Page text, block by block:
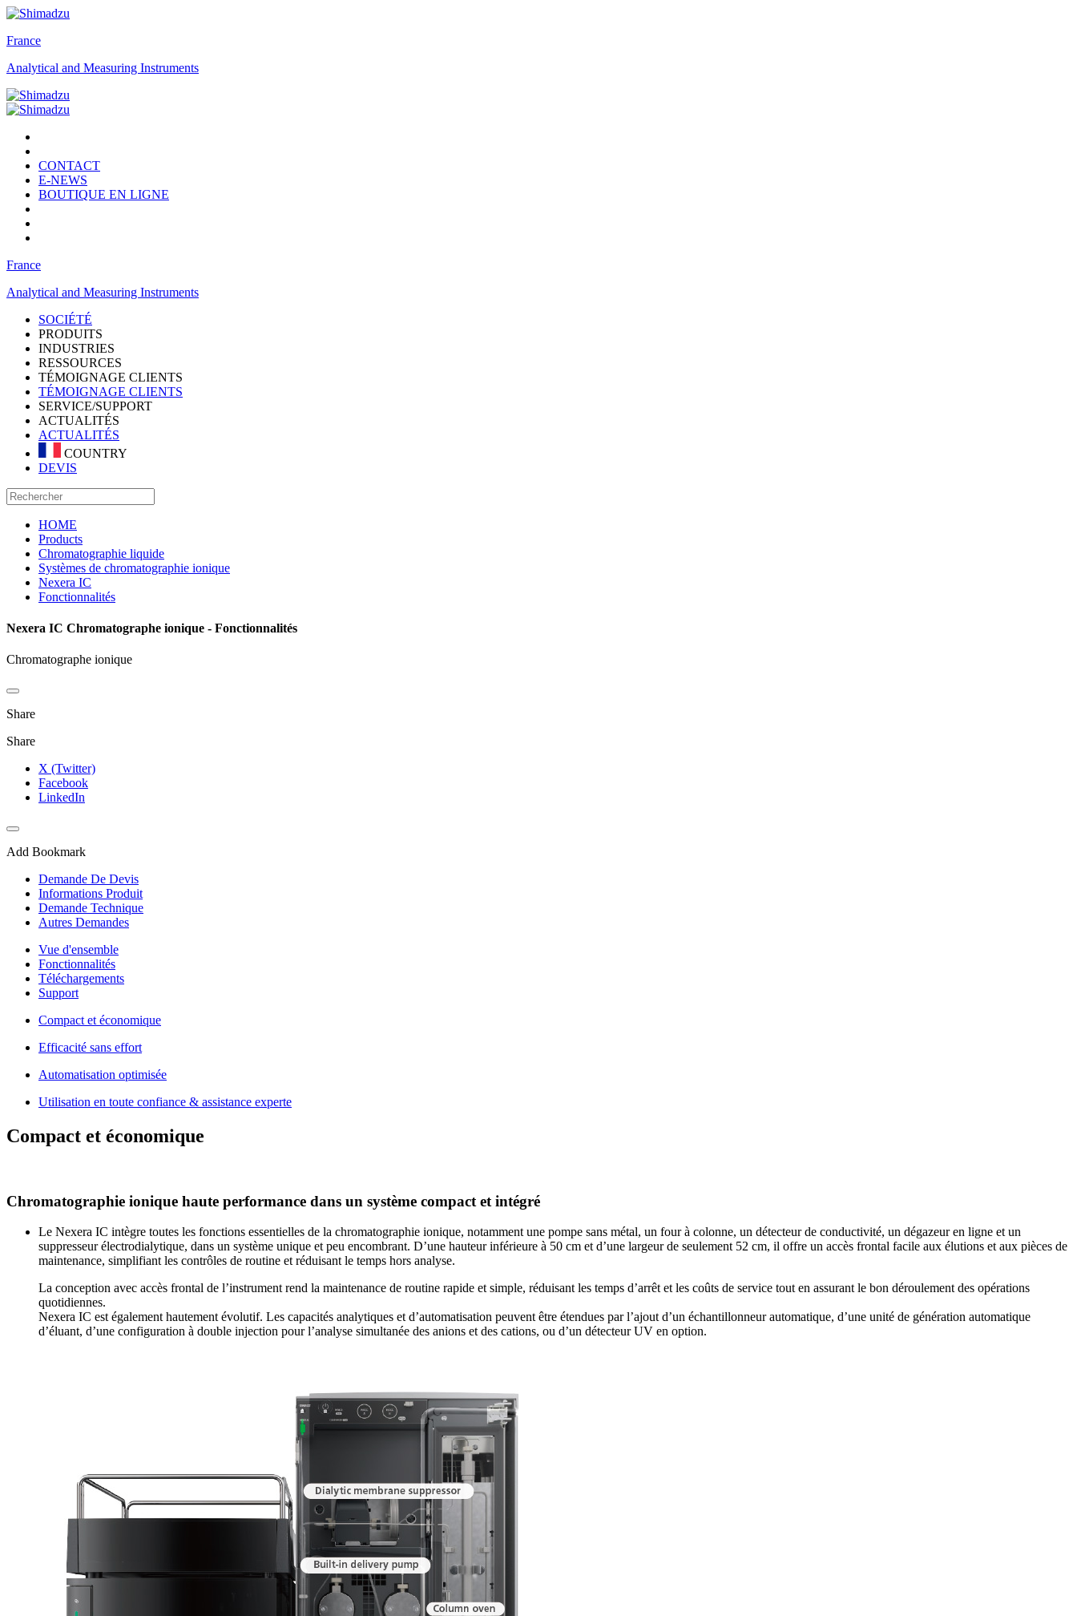
France
Analytical and Measuring Instruments
CONTACT
E-NEWS
BOUTIQUE EN LIGNE
France
Analytical and Measuring Instruments
SOCIÉTÉ
PRODUITS
INDUSTRIES
RESSOURCES
TÉMOIGNAGE CLIENTS
TÉMOIGNAGE CLIENTS
SERVICE/SUPPORT
ACTUALITÉS
ACTUALITÉS
COUNTRY
DEVIS
HOME
Products
Chromatographie liquide
Systèmes de chromatographie ionique
Nexera IC
Fonctionnalités
Nexera IC Chromatographe ionique - Fonctionnalités
Chromatographe ionique
Share
Share
X (Twitter)
Facebook
LinkedIn
Add Bookmark
Demande De Devis
Informations Produit
Demande Technique
Autres Demandes
Vue d'ensemble
Fonctionnalités
Téléchargements
Support
Compact et économique
Efficacité sans effort
Automatisation optimisée
Utilisation en toute confiance & assistance experte
Compact et économique
Chromatographie ionique haute performance dans un système compact et intégré
Le Nexera IC intègre toutes les fonctions essentielles de la chromatographie ionique, notamment une pompe sans métal, un four à colonne, un détecteur de conductivité, un dégazeur en ligne et un
suppresseur électrodialytique, dans un système unique et peu encombrant. D’une hauteur inférieure à 50 cm et d’une largeur de seulement 52 cm, il offre un accès frontal facile aux élutions et aux pièces de
maintenance, simplifiant les contrôles de routine et réduisant le temps hors analyse.
La conception avec accès frontal de l’instrument rend la maintenance de routine rapide et simple, réduisant les temps d’arrêt et les coûts de service tout en assurant le bon déroulement des opérations
quotidiennes.
Nexera IC est également hautement évolutif. Les capacités analytiques et d’automatisation peuvent être étendues par l’ajout d’un échantillonneur automatique, d’une unité de génération automatique
d’éluant, d’une configuration à double injection pour l’analyse simultanée des anions et des cations, ou d’un détecteur UV en option.